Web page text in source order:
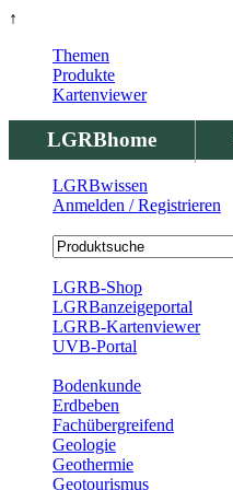
↑
LGRBhome
Themen
Produkte
Kartenviewer
LGRBwissen
Anmelden / Registrieren
LGRB-Shop
LGRBanzeigeportal
LGRB-Kartenviewer
UVB-Portal
Bodenkunde
Erdbeben
Fachübergreifend
Geologie
Geothermie
Geotourismus